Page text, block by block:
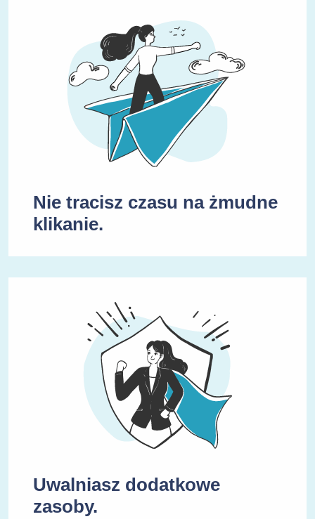
Nie tracisz czasu na żmudne
klikanie.
Uwalniasz dodatkowe
zasoby.